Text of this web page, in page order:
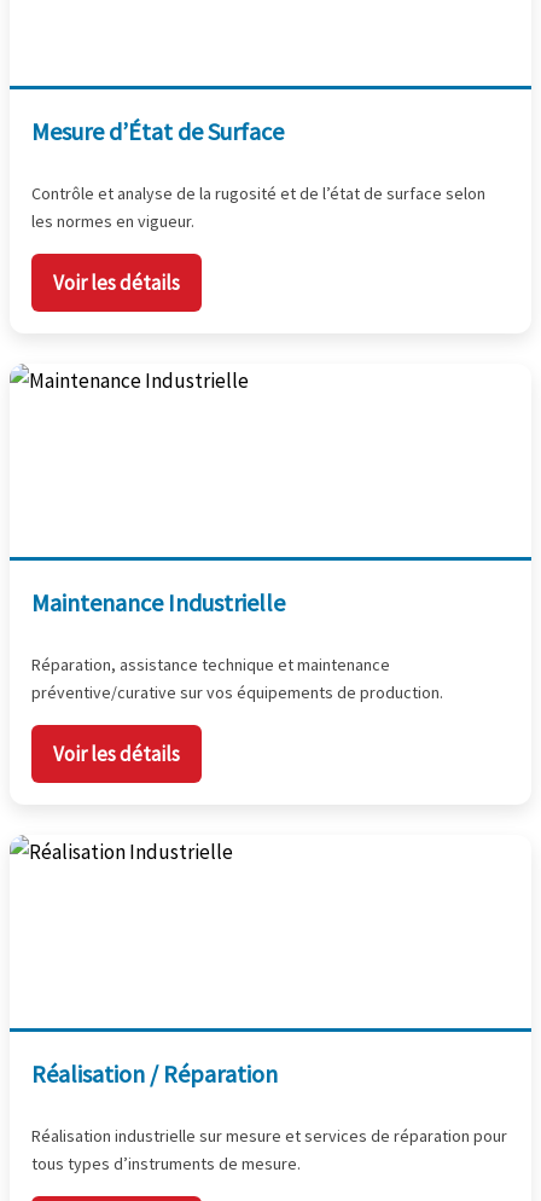
Mesure d’État de Surface
Contrôle et analyse de la rugosité et de l’état de surface selon
les normes en vigueur.
Voir les détails
Maintenance Industrielle
Réparation, assistance technique et maintenance
préventive/curative sur vos équipements de production.
Voir les détails
Réalisation / Réparation
Réalisation industrielle sur mesure et services de réparation pour
tous types d’instruments de mesure.